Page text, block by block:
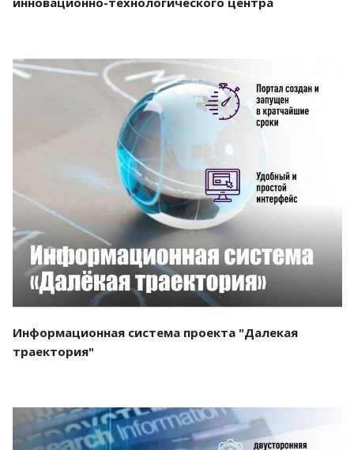
Смотреть проект
Информационная система проекта "Далекая
траектория"